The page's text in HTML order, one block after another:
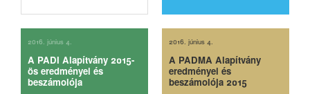
2016. június 4.
A PADI Alapítvány 2015-
ös eredményei és
beszámolója
2016. június 4.
A PADMA Alapítvány
eredményei és
beszámolója 2015